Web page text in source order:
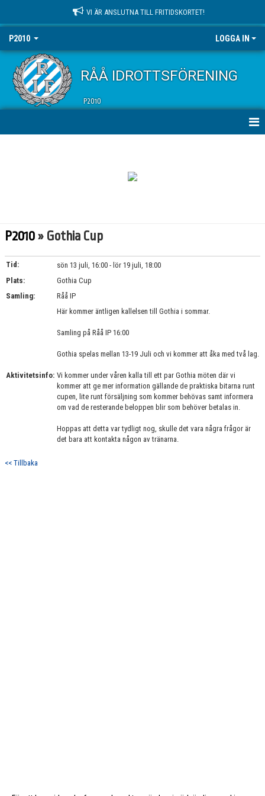
VI ÄR ANSLUTNA TILL FRITIDSKORTET!
P2010 LOGGA IN
RÅÅ IDROTTSFÖRENING
P2010
DOKUMENT
P2010 » Gothia Cup
Tid:
sön 13 juli, 16:00 - lör 19 juli, 18:00
Plats:
Gothia Cup
Samling:
Råå IP
Aktivitetsinfo:
Här kommer äntligen kallelsen till Gothia i sommar.
Samling på Råå IP 16:00
Gothia spelas mellan 13-19 Juli och vi kommer att åka med två lag.
Vi kommer under våren kalla till ett par Gothia möten där vi
kommer att ge mer information gällande de praktiska bitarna runt
cupen, lite runt försäljning som kommer behövas samt informera
om vad de resterande beloppen blir som behöver betalas in.
Hoppas att detta var tydligt nog, skulle det vara några frågor är
det bara att kontakta någon av tränarna.
<< Tillbaka